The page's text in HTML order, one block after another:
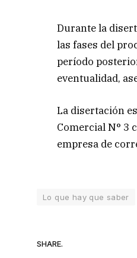
Durante la
las fases del
período
eventualidad,
La disertación
Comercial N° 3
empresa de
Lo que hay que saber
SHARE.